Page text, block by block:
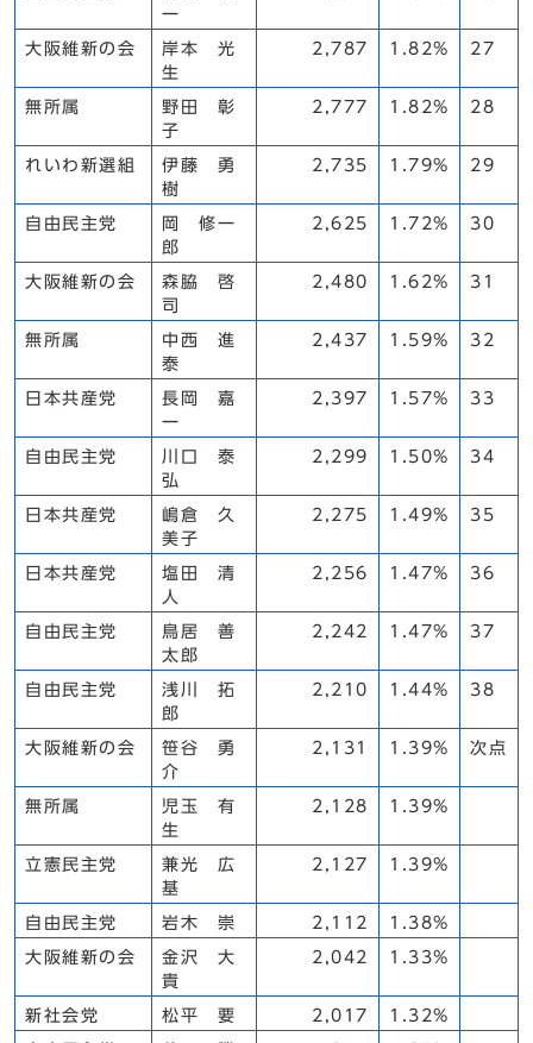
一
大阪維新の会
岸本 光
生
2,787 1.82% 27
無所属
野田 彰
子
2,777 1.82% 28
れいわ新選組
伊藤 勇
樹
2,735 1.79% 29
自由民主党
岡 修一
郎
2,625 1.72% 30
大阪維新の会
森脇 啓
司
2,480 1.62% 31
無所属
中西 進
泰
2,437 1.59% 32
日本共産党
長岡 嘉
一
2,397 1.57% 33
自由民主党
川口 泰
弘
2,299 1.50% 34
日本共産党
嶋倉 久
美子
2,275 1.49% 35
日本共産党
塩田 清
人
2,256 1.47% 36
自由民主党
鳥居 善
太郎
2,242 1.47% 37
自由民主党
浅川 拓
郎
2,210 1.44% 38
大阪維新の会
笹谷 勇
介
2,131 1.39% 次点
無所属
児玉 有
生
2,128 1.39%
立憲民主党
兼光 広
基
2,127 1.39%
自由民主党 岩木 崇 2,112 1.38%
大阪維新の会
金沢 大
貴
2,042 1.33%
新社会党 松平 要 2,017 1.32%